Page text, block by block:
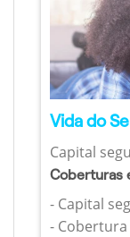
Vida do
Capital
Coberturas
- Capital
-